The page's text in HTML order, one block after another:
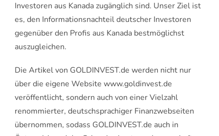
Investoren aus Kanada zugänglich sind. Unser Ziel ist
es, den Informationsnachteil deutscher Investoren
gegenüber den Profis aus Kanada bestmöglichst
auszugleichen.
Die Artikel von GOLDINVEST.de werden nicht nur
über die eigene Website www.goldinvest.de
veröffentlicht, sondern auch von einer Vielzahl
renommierter, deutschsprachiger Finanzwebseiten
übernommen, sodass GOLDINVEST.de auch in